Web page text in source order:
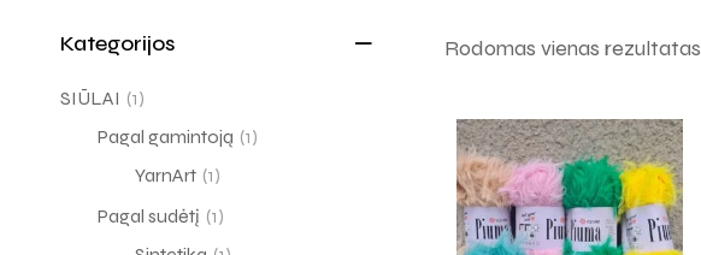
Kategorijos
SIŪLAI (1)
Pagal gamintoją (1)
YarnArt (1)
Pagal sudėtį (1)
Rodomas vienas rezultatas